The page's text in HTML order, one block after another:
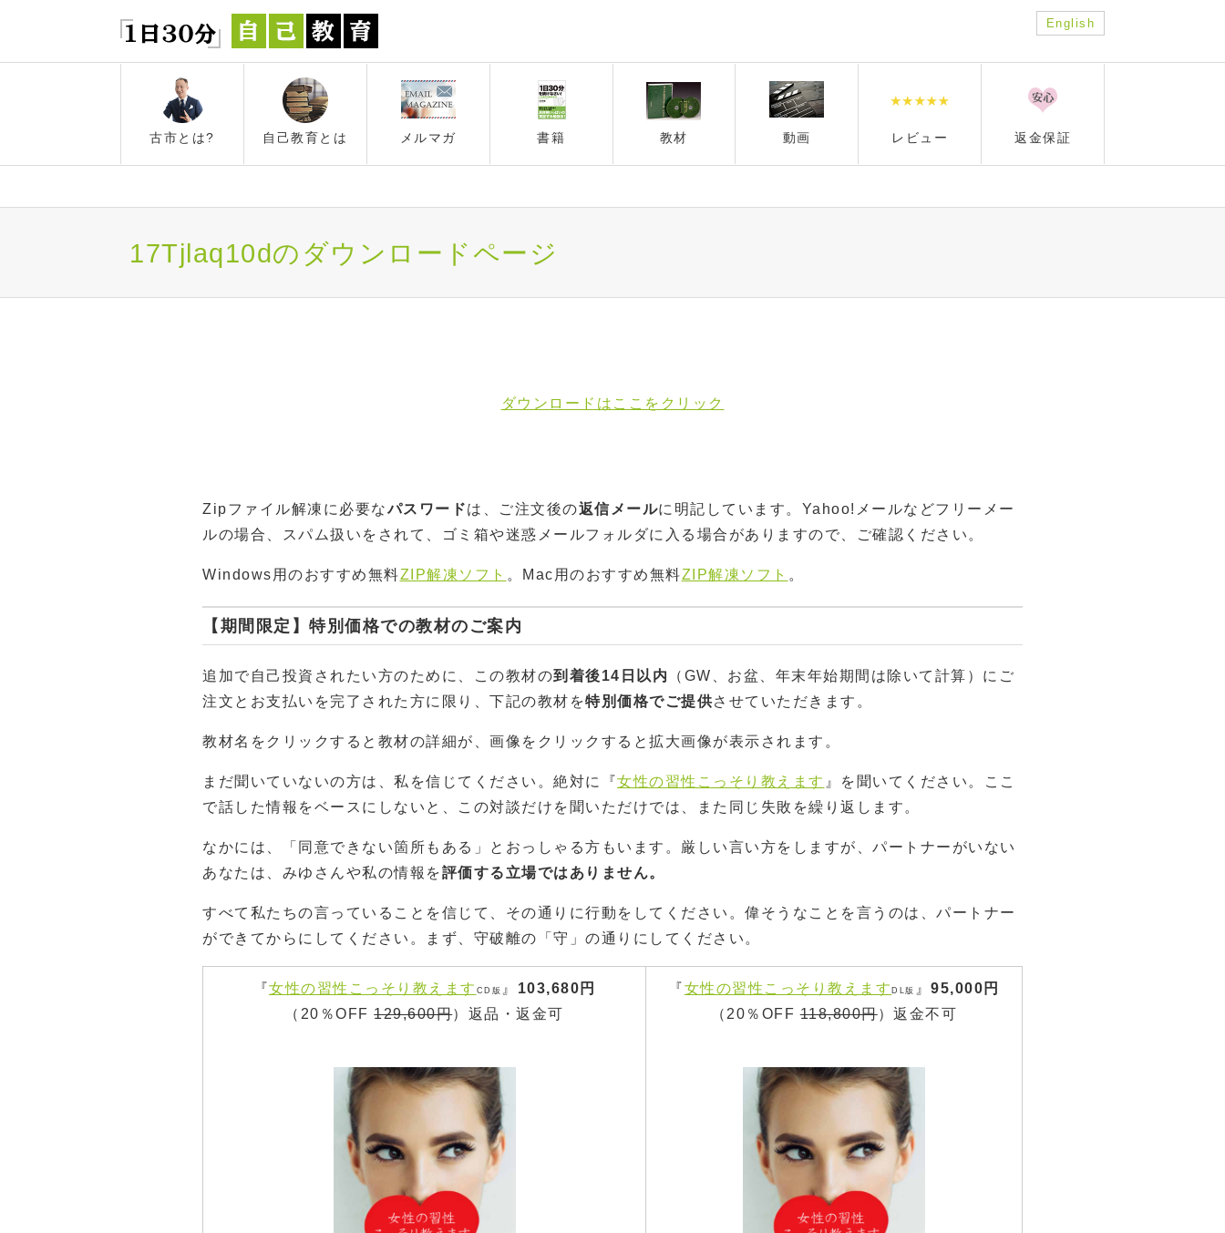
English
古市とは? 自己教育とは メルマガ 書籍 教材 動画 レビュー 返金保証
17Tjlaq10dのダウンロードページ
ダウンロードはここをクリック
Zipファイル解凍に必要なパスワードは、ご注文後の返信メールに明記しています。Yahoo!メールなどフリーメー
ルの場合、スパム扱いをされて、ゴミ箱や迷惑メールフォルダに入る場合がありますので、ご確認ください。
Windows用のおすすめ無料ZIP解凍ソフト 。Mac用のおすすめ無料ZIP解凍ソフト 。
【期間限定】特別価格での教材のご案内
追加で自己投資されたい方のために、この教材の到着後14日以内
（GW、お盆、年末年始期間は除いて計算）にご
注文とお支払いを完了された方に限り、下記の教材を特別価格でご提供させていただきます。
教材名をクリックすると教材の詳細が、画像をクリックすると拡大画像が表示されます。
まだ聞いていないの方は、私を信じてください。絶対に『女性の習性こっそり教えます 』を聞いてください。ここ
で話した情報をベースにしないと、この対談だけを聞いただけでは、また同じ失敗を繰り返します。
なかには、「同意できない箇所もある」とおっしゃる方もいます。厳しい言い方をしますが、パートナーがいない
あなたは、みゆさんや私の情報を評価する立場ではありません。
すべて私たちの言っていることを信じて、その通りに行動をしてください。偉そうなことを言うのは、パートナー
ができてからにしてください。まず、守破離の「守」の通りにしてください。
『女性の習性こっそり教えます CD版 』 103,680円
（20％OFF129,600円）返品・返金可
『女性の習性こっそり教えますDL版 』95,000円
（20％OFF118,800円）返金不可